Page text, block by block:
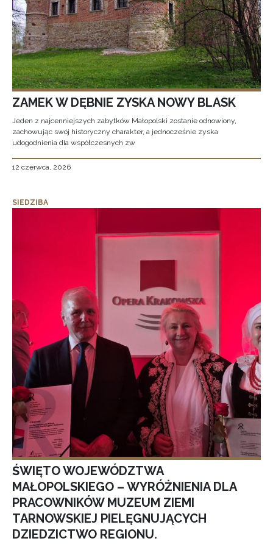
ZAMEK W DĘBNIE ZYSKA NOWY BLASK
Jeden z najcenniejszych zabytków Małopolski zostanie odnowiony,
zachowując swój historyczny charakter, a jednocześnie zyska
udogodnienia dla współczesnych zw
12 czerwca, 2026
SIEDZIBA
ŚWIĘTO WOJEWÓDZTWA
MAŁOPOLSKIEGO – WYRÓŻNIENIA DLA
PRACOWNIKÓW MUZEUM ZIEMI
TARNOWSKIEJ PIELĘGNUJĄCYCH
DZIEDZICTWO REGIONU.